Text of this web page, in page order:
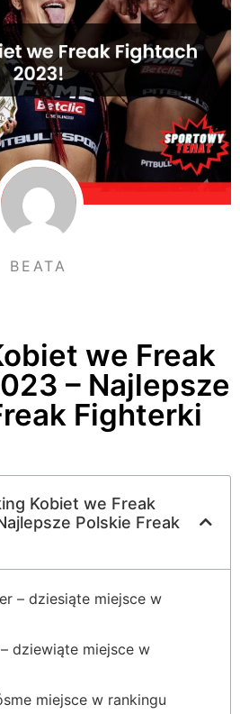
BEATA
we Freak
– Najlepsze
Fighterki
Kobiet we Freak
Polskie Freak
– dziesiąte miejsce w
dziewiąte miejsce w
miejsce w rankingu